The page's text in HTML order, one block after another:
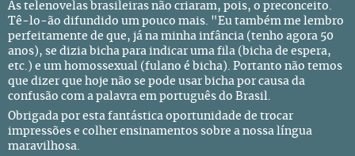
As telenovelas brasileiras não criaram, pois, o preconceito.
Tê-lo-ão difundido um pouco mais. "Eu também me lembro
perfeitamente de que, já na minha infância (tenho agora 50
anos), se dizia bicha para indicar uma fila (bicha de espera,
etc.) e um homossexual (fulano é bicha). Portanto não temos
que dizer que hoje não se pode usar bicha por causa da
confusão com a palavra em português do Brasil.
Obrigada por esta fantástica oportunidade de trocar
impressões e colher ensinamentos sobre a nossa língua
maravilhosa.